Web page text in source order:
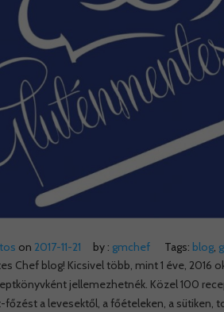
on 2017-11-21 by : gmchef Tags: blog,
Chef blog! Kicsivel több, mint 1 éve,
jellemezhetnék. Közel 100
a levesektől, a főételeken, a sütiken,